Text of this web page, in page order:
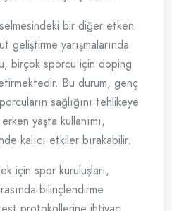
bir diğer etken
geliştirme yarışmalarında
birçok sporcu için doping
Bu durum, genç
sağlığını tehlikeye
yaşta kullanımı,
kalıcı etkiler bırakabilir.
için spor kuruluşları,
bilinçlendirme